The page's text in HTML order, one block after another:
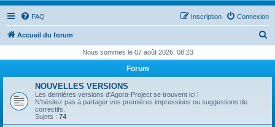
FAQ Connexion
Inscription
Accueil du forum
h
c
Nous sommes le 07 août 2026, 08:23
Forum
NOUVELLES VERSIONS
Les dernières versions d'Agora-Project se trouvent ici !
N'hésitez pas à partager vos premières impressions ou suggestions de
correctifs.
Sujets : 74